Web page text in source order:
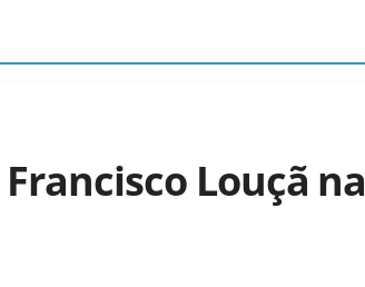
Louçã na